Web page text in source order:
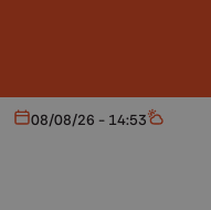
Aujourd'hui
08/08/26 - 14:53 Météo